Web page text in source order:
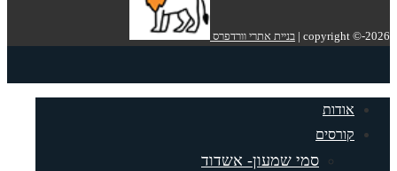
copyright בניית אתרי וורדפרס
סמי שמעון- אשדוד